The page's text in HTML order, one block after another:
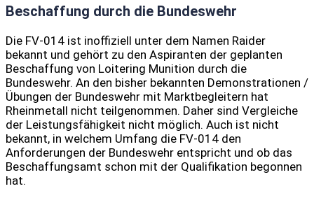
Beschaffung durch die Bundeswehr
Die FV-014 ist inoffiziell unter dem Namen Raider
bekannt und gehört zu den Aspiranten der geplanten
Beschaffung von Loitering Munition durch die
Bundeswehr. An den bisher bekannten Demonstrationen /
Übungen der Bundeswehr mit Marktbegleitern hat
Rheinmetall nicht teilgenommen. Daher sind Vergleiche
der Leistungsfähigkeit nicht möglich. Auch ist nicht
bekannt, in welchem Umfang die FV-014 den
Anforderungen der Bundeswehr entspricht und ob das
Beschaffungsamt schon mit der Qualifikation begonnen
hat.